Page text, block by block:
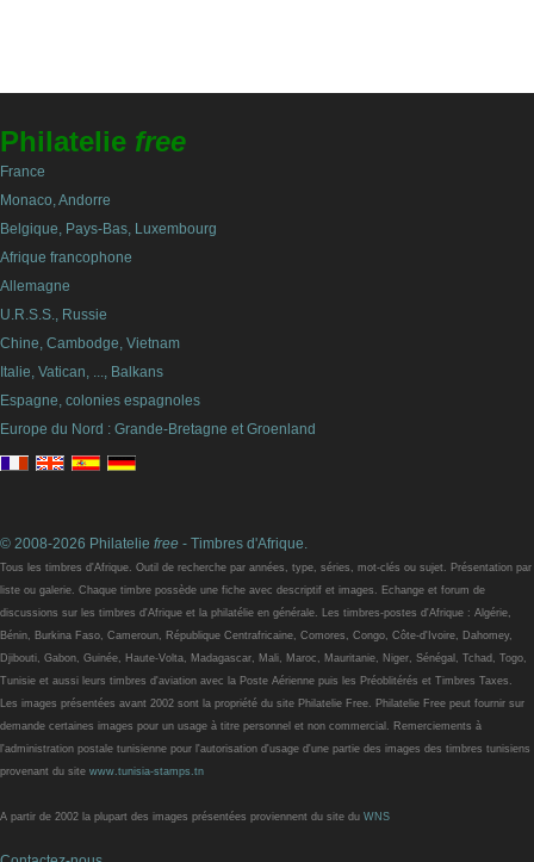
Philatelie free
France
Monaco, Andorre
Belgique, Pays-Bas, Luxembourg
Afrique francophone
Allemagne
U.R.S.S., Russie
Chine, Cambodge, Vietnam
Italie, Vatican, ..., Balkans
Espagne, colonies espagnoles
Europe du Nord : Grande-Bretagne et Groenland
© 2008-2026 Philatelie free - Timbres d'Afrique.
Tous les timbres d'Afrique. Outil de recherche par années, type, séries, mot-clés ou sujet. Présentation par
liste ou galerie. Chaque timbre possède une fiche avec descriptif et images. Echange et forum de
discussions sur les timbres d'Afrique et la philatélie en générale. Les timbres-postes d'Afrique : Algérie,
Bénin, Burkina Faso, Cameroun, République Centrafricaine, Comores, Congo, Côte-d'Ivoire, Dahomey,
Djibouti, Gabon, Guinée, Haute-Volta, Madagascar, Mali, Maroc, Mauritanie, Niger, Sénégal, Tchad, Togo,
Tunisie et aussi leurs timbres d'aviation avec la Poste Aérienne puis les Préoblitérés et Timbres Taxes.
Les images présentées avant 2002 sont la propriété du site Philatelie Free. Philatelie Free peut fournir sur
demande certaines images pour un usage à titre personnel et non commercial. Remerciements à
l'administration postale tunisienne pour l'autorisation d'usage d'une partie des images des timbres tunisiens
provenant du site www.tunisia-stamps.tn
A partir de 2002 la plupart des images présentées proviennent du site du WNS